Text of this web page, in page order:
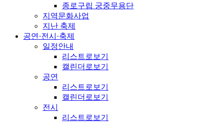
종로구립 궁중무용단
지역문화사업
지난 축제
공연·전시·축제
일정안내
리스트로보기
캘린더로보기
공연
리스트로보기
캘린더로보기
전시
리스트로보기